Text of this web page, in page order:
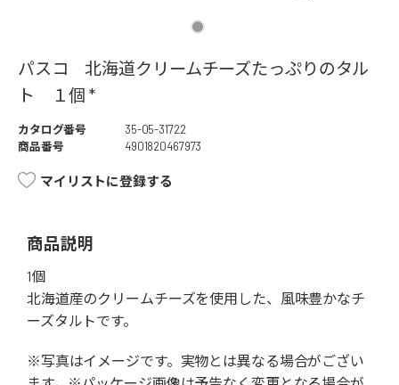
パスコ 北海道クリームチーズたっぷりのタル
ト １個 *
カタログ番号
35-05-31722
商品番号
4901820467973
マイリストに登録する
商品説明
1個
北海道産のクリームチーズを使用した、風味豊かなチ
ーズタルトです。
※写真はイメージです。実物とは異なる場合がござい